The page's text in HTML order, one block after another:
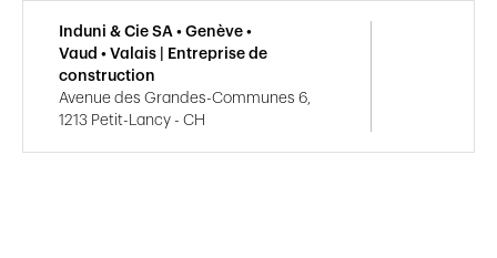
Induni & Cie SA • Genève •
Vaud • Valais | Entreprise de
construction
Avenue des Grandes-Communes 6,
1213 Petit-Lancy - CH